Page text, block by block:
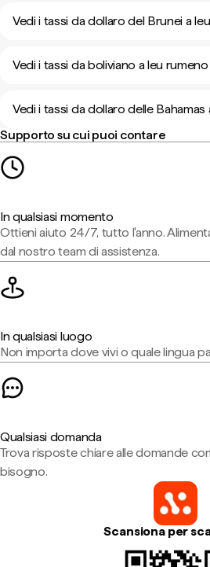
Vedi i tassi da dollaro del Brunei a
Vedi i tassi da boliviano a leu rumeno
Vedi i tassi da dollaro delle Bahamas
Supporto su cui puoi contare
In qualsiasi momento
Ottieni aiuto 24/7, tutto l'anno.
dal nostro team di assistenza.
In qualsiasi luogo
Non importa dove vivi o quale lingua
Qualsiasi domanda
Trova risposte chiare alle domande
bisogno.
Scansiona per